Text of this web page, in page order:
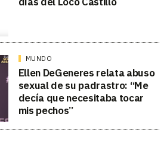
MUNDO
Ellen DeGeneres relata abuso
sexual de su padrastro: “Me
decía que necesitaba tocar
mis pechos”